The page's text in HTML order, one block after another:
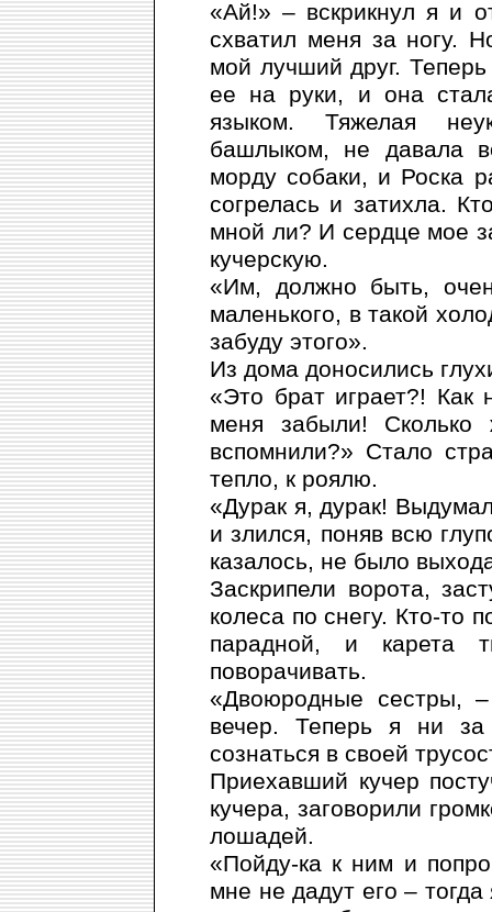
«Ай!» – вскрикнул я и
схватил меня за ногу.
мой лучший друг.
ее на руки, и она
языком. Тяжелая
башлыком, не давала
морду собаки, и Роска
согрелась и затихла.
мной ли? И сердце мое
кучерскую.
«Им, должно быть,
маленького, в такой
забуду этого».
Из дома доносились
«Это брат играет?!
меня забыли!
вспомнили?» Стало
тепло, к роялю.
«Дурак я, дурак!
и злился, поняв всю
казалось, не было
Заскрипели ворота,
колеса по снегу. Кто-то
парадной, и карета
поворачивать.
«Двоюродные сестры,
вечер. Теперь я ни
сознаться в своей
Приехавший кучер
кучера, заговорили
лошадей.
«Пойду-ка к ним и
мне не дадут его –